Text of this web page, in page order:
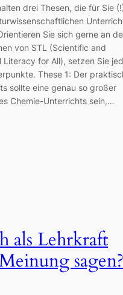
drei Thesen, die für Sie
Sie sich gerne an
von STL (Scientific and
Literacy for All), setzen Sie
These 1: Der
sollte eine genau so großer
Chemie-Unterrichts sein,…
als Lehrkraft
sagen?